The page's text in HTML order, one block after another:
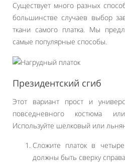
Существует много разных
большинстве случаев выбор
ткани самого платка. Мы
самые популярные способы.
Президентский сгиб
Этот вариант прост и
повседневного костюма
Используйте шелковый или
Сложите платок в
должны быть сверху справа.